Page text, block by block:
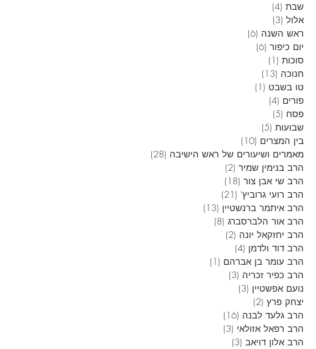
שבת (4)
אלול (3)
ראש השנה (6)
יום כיפור (6)
סוכות (1)
חנוכה (13)
טו בשבט (1)
פורים (4)
פסח (5)
שבועות (5)
בין המצרים (10)
מאמרים ושיעורים של ראש הישיבה (28)
הרב בנימין שמיר (2)
הרב שי אבן צור (18)
הרב רועי גרוביץ' (21)
הרב איתמר ברנשטיין (13)
הרב אור הלברסברג (8)
הרב יחזקאל יונה (2)
הרב דוד ולדמן (4)
הרב עומר בן אברהם (1)
הרב כפיר זכריה (3)
נועם אפשטיין (3)
יצחק פרץ (2)
הרב גלעד לבנה (16)
הרב רפאל אזולאי (3)
הרב אלון דויאב (3)